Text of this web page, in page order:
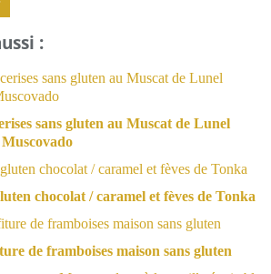
:
sans gluten au Muscat de Lunel
chocolat / caramel et fèves de Tonka
de framboises maison sans gluten